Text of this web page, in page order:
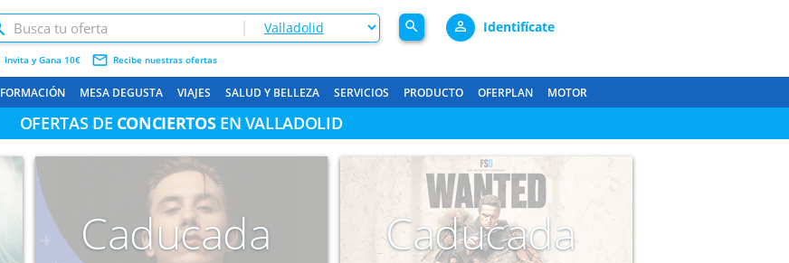
Invita y Gana 10€ mail_outline Recibe nuestras ofertas
search person_outline Identifícate
FORMACIÓN MESA DEGUSTA VIAJES SALUD Y BELLEZA SERVICIOS PRODUCTO OFERPLAN MOTOR
OFERTAS DE CONCIERTOSEN VALLADOLID
Caducada Caducada